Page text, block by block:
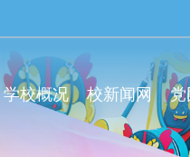
学校概况 校新闻网 党